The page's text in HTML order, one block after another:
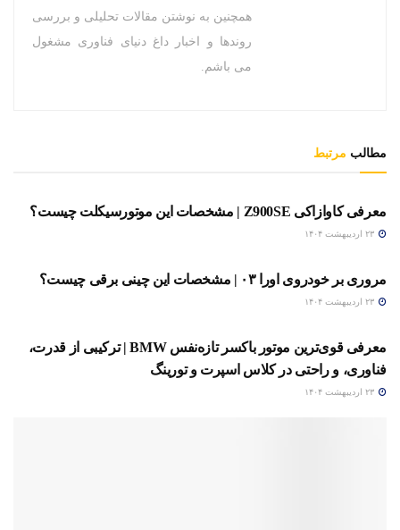
همچنین به نوشتن مقالات تحلیلی و بررسی
روندها و اخبار داغ دنیای فناوری مشغول
می باشم.
مطالب مرتبط
خودرو
معرفی کاوازاکی Z900SE | مشخصات این موتورسیکلت چیست؟
خودرو
مروری بر خودروی اورا ۰۳ | مشخصات این چینی برقی چیست؟
خودرو
معرفی قوی‌ترین موتور باکسر تازه‌نفس BMW | ترکیبی از قدرت،
فناوری، و راحتی در کلاس اسپرت و تورینگ